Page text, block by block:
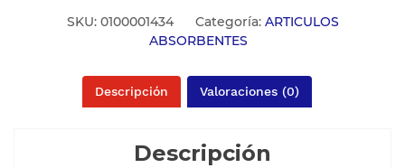
SKU: 0100001434 Categoría: ARTICULOS
ABSORBENTES
Descripción Valoraciones (0)
Descripción